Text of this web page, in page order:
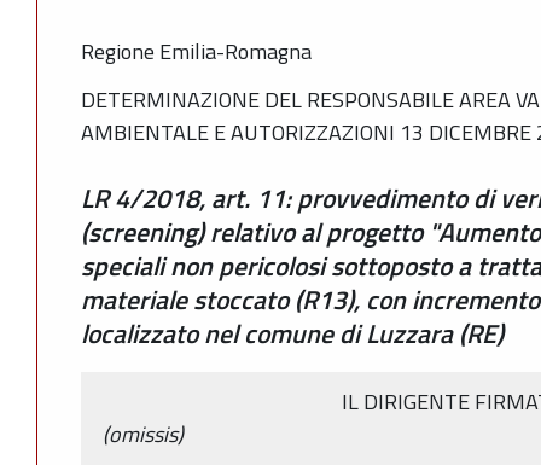
Regione Emilia-Romagna
DETERMINAZIONE DEL RESPONSABILE AREA
AMBIENTALE E AUTORIZZAZIONI 13
LR 4/2018, art. 11: provvedimento di
(screening) relativo al progetto
speciali non pericolosi sottoposto a
materiale stoccato (R13), con
localizzato nel comune di Luzzara (RE)
IL DIRIGENTE
(omissis)